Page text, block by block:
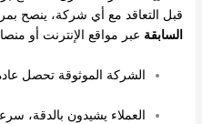
قبل التعاقد مع أي شركة، ينصح
السابقة عبر مواقع الإنترنت أو
الشركة الموثوقة تحصل
العملاء يشيدون بالدقة،